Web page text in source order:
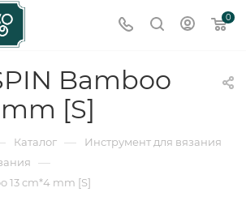
0
Bamboo
[S]
Каталог — Инструмент для вязания
—
13 cm*4 mm [S]